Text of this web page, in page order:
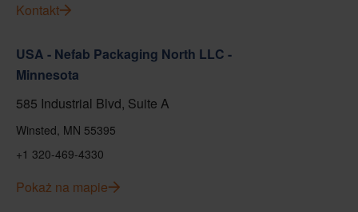
Kontakt
USA - Nefab Packaging North LLC -
Minnesota
585 Industrial Blvd, Suite A
Winsted, MN 55395
+1 320-469-4330
Pokaż na mapie